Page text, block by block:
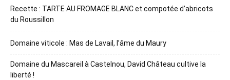
Recette : TARTE AU FROMAGE BLANC et compotée d’abricots
du Roussillon
Domaine viticole : Mas de Lavail, l’âme du Maury
Domaine du Mascareil à Castelnou, David Château cultive la
liberté !